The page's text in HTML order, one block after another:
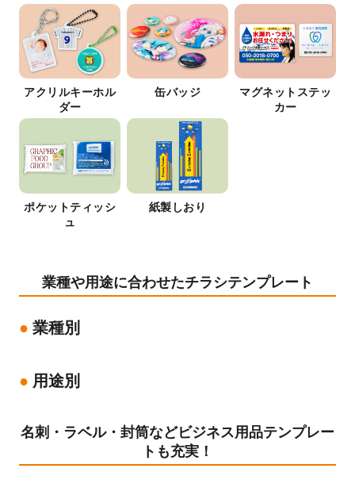
アクリルキーホル
ダー
缶バッジ
マグネットステッ
カー
ポケットティッシ
ュ
紙製しおり
業種や用途に合わせたチラシテンプレート
業種別
用途別
名刺・ラベル・封筒などビジネス用品テンプレー
トも充実！